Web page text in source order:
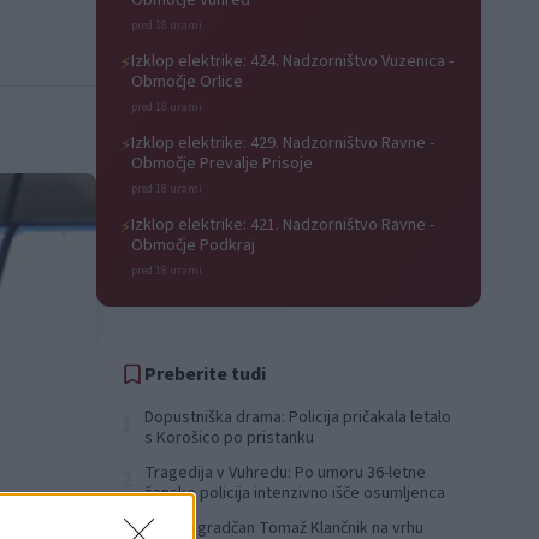
pred 18 urami
⚡Izklop elektrike: 424. Nadzorništvo Vuzenica -
Območje Orlice
pred 18 urami
⚡Izklop elektrike: 429. Nadzorništvo Ravne -
Območje Prevalje Prisoje
pred 18 urami
⚡Izklop elektrike: 421. Nadzorništvo Ravne -
Območje Podkraj
pred 18 urami
Preberite tudi
Dopustniška drama: Policija pričakala letalo
s Korošico po pristanku
Tragedija v Vuhredu: Po umoru 36-letne
ženske policija intenzivno išče osumljenca
Slovenjgradčan Tomaž Klančnik na vrhu